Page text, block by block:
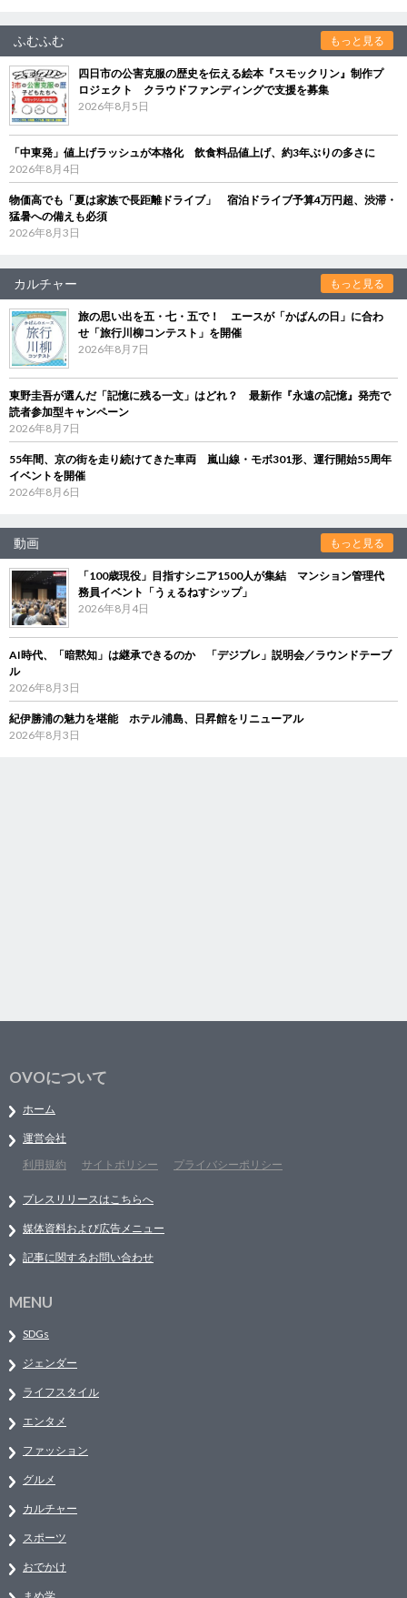
ふむふむ もっと見る
四日市の公害克服の歴史を伝える絵本『スモックリン』制作プ
ロジェクト クラウドファンディングで支援を募集
2026年8月5日
「中東発」値上げラッシュが本格化 飲食料品値上げ、約3年ぶりの多さに
2026年8月4日
物価高でも「夏は家族で長距離ドライブ」 宿泊ドライブ予算4万円超、渋滞・
猛暑への備えも必須
2026年8月3日
カルチャー もっと見る
旅の思い出を五・七・五で！ エースが「かばんの日」に合わ
せ「旅行川柳コンテスト」を開催
2026年8月7日
東野圭吾が選んだ「記憶に残る一文」はどれ？ 最新作『永遠の記憶』発売で
読者参加型キャンペーン
2026年8月7日
55年間、京の街を走り続けてきた車両 嵐山線・モボ301形、運行開始55周年
イベントを開催
2026年8月6日
動画 もっと見る
「100歳現役」目指すシニア1500人が集結 マンション管理代
務員イベント「うぇるねすシップ」
2026年8月4日
AI時代、「暗黙知」は継承できるのか 「デジブレ」説明会／ラウンドテーブ
ル
2026年8月3日
紀伊勝浦の魅力を堪能 ホテル浦島、日昇館をリニューアル
2026年8月3日
OVOについて
ホーム
運営会社
利用規約
サイトポリシー プライバシーポリシー
プレスリリースはこちらへ
媒体資料および広告メニュー
記事に関するお問い合わせ
MENU
SDGs
ジェンダー
ライフスタイル
エンタメ
ファッション
グルメ
カルチャー
スポーツ
おでかけ